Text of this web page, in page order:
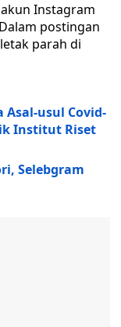
Instagram
postingan
parah di
Asal-usul Covid-
Institut Riset
Selebgram